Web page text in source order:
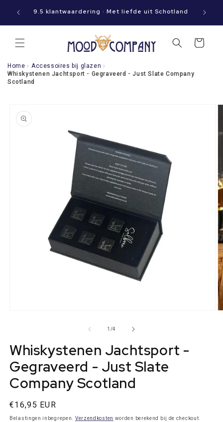
naar de
jouw 9.5 klantwaardering · Met liefde uit Schotland
Winkelwagen
Home › Accessoires bij glazen ›
Whiskystenen Jachtsport - Gegraveerd - Just Slate Company
Scotland
modaal
1 /van
4
Whiskystenen Jachtsport -
Gegraveerd - Just Slate
Company Scotland
Normale
prijs
€16,95 EUR
Belastingen inbegrepen. Verzendkosten worden berekend bij de checkout.